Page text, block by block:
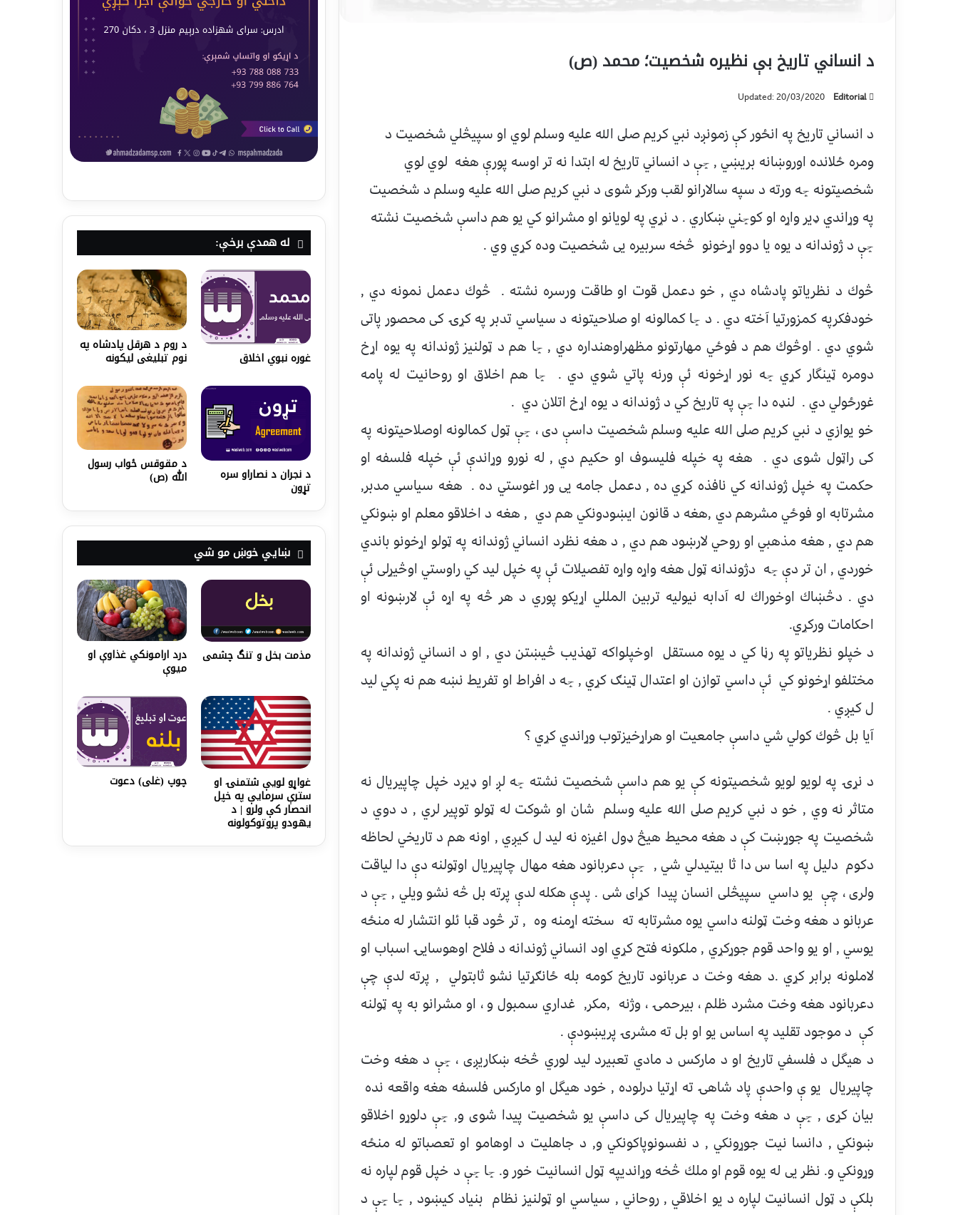
د انساني تاريخ بې نظیره شخصيت؛ محمد (ص)
Editorial
Updated: 20/03/2020
د انساني تاريخ په انځور كې زمونږد نبي كريم صلى الله عليه وسلم لوي او سپيڅلي شخصيت د
ومره ځلانده اوروښانه بريښي , ڇې د انساني تاريخ له ابتدا نه تر اوسه پورې هغه لوي لوي
شخصيتونه ڇه ورته د سپه سالارانو لقب ورکړ شوى د نبي كريم صلى الله عليه وسلم د شخصيت
په وړاندي ډير واړه او كوڇني ښكاري . د نړي په لويانو او مشرانو كي يو هم داسې شخصيت نشته
ڇې د ژوندانه د يوه يا دوو اړخونو څخه سربيره يى شخصيت وده كړي وي .
څوك د نظرياتو پادشاه دي , خو دعمل قوت او طاقت ورسره نشته . څوك دعمل نمونه دي ,
خودفكرپه كمزورتيا آخته دي . د ڇا كمالونه او صلاحیتونه د سياسي تدبر په كړۍ كى محصور پاتی
شوي دي . اوڅوك هم د فوځي مهارتونو مظهراوهنداره دي , ڇا هم د ټولنیز ژوندانه په يوه اړخ
دومره ټينگار كړي ڇه نور اړخونه ئې ورنه پاتي شوي دي . ڇا هم اخلاق او روحانيت له پامه
غورځولي دي . لنډه دا ڇې په تاريخ كي د ژوندانه د يوه اړخ اتلان دي .
خو يوازي د نبي كريم صلى الله عليه وسلم شخصيت داسې دی ، ڇې ټول كمالونه اوصلاحیتونه په
كى راټول شوى دي . هغه په خپله فليسوف او حكيم دي , له نورو وړاندې ئې خپله فلسفه او
حكمت په خپل ژوندانه كي نافذه كړي ده , دعمل جامه يى ور اغوستي ده . هغه سياسي مدبر,
مشرتابه او فوځي مشرهم دي ,هغه د قانون ايښودونكي هم دي , هغه د اخلاقو معلم او ښونكي
هم دي , هغه مذهبي او روحي لارښود هم دي , د هغه نظرد انساني ژوندانه په ټولو اړخونو باندي
خوردي , ان تر دې ڇه دژوندانه ټول هغه واړه واړه تفصيلات ئې په خپل ليد كي راوستي اوڅیړلی ئې
دي . دڅښاك اوخوراك له آدابه نيوليه تربين المللي اړيكو پوري د هر څه په اړه ئې لارښونه او
احكامات وركړي.
د خپلو نظرياتو په رڼا كي د يوه مستقل اوخپلواکه تهذيب څیښتن دي , او د انساني ژوندانه په
مختلفو اړخونو كي ئې داسي توازن او اعتدال ټینګ کړي , ڇه د افراط او تفريط نښه هم نه پكي ليد
ل كيږي .
آيا بل څوك كولي شي داسې جامعيت او هراړخيزتوب وړاندي كړي ؟
د نړۍ په لويو لويو شخصيتونه كې يو هم داسې شخصيت نشته ڇه لږ او ډيرد خپل چاپیریال نه
متاثر نه وي , خو د نبي كريم صلى الله عليه وسلم شان او شوكت له ټولو توپير لري , د دوي د
شخصيت په جوړښت كې د هغه محيط هيڅ ډول اغیزه نه ليد ل كيږي , اونه هم د تاريخي لحاظه
دكوم دليل په اسا س دا ثا بيتيدلي شي , ڇې دعربانود هغه مهال چاپیریال اوټولنه دې دا لیاقت
ولری ، چې يو داسي سپیڅلی انسان پيدا كړای شی . پدې هكله لدې پرته بل څه نشو ويلي , ڇې د
عربانو د هغه وخت ټولنه داسي يوه مشرتابه ته سخته اړمنه وه , تر څود قبا ئلو انتشار له منځه
يوسي , او يو واحد قوم جوړكړي , ملكونه فتح كړي اود انساني ژوندانه د فلاح اوهوسایۍ اسباب او
لاملونه برابر كړي .د هغه وخت د عربانود تاريخ كومه بله ځانګړتیا نشو ثابتولي , پرته لدې چې
دعربانود هغه وخت مشرد ظلم ، بيرحمۍ ، وژنه ,مكر, غداري سمبول و ، او مشرانو به په ټولنه
کې د موجود تقلید په اساس یو او بل ته مشرۍ پریښودې .
د هيگل د فلسفي تاريخ او د ماركس د مادي تعبيرد ليد لوري څخه ښكاريږی ، ڇې د هغه وخت
چاپیریال يو ې واحدې پاد شاهۍ ته اړتیا درلوده , خود هيگل او ماركس فلسفه هغه واقعه نده
بيان كړی , ڇې د هغه وخت په چاپیریال كى داسې يو شخصيت پيدا شوى و, ڇې دلوړو اخلاقو
ښونكي , دانسا نيت جوړونكي , د نفسونوپاكونكي و, د جاهليت د اوهامو او تعصباتو له منځه
وړونكي و. نظر يى له يوه قوم او ملك څخه وړانديپه ټول انسانيت خور و. ڇا ڇې د خپل قوم لپاره نه
بلكې د ټول انسانيت لپاره د يو اخلاقي , روحاني , سياسي او ټولنیز نظام بنياد كيښود , ڇا ڇې د
له همدې برخې:
غوره نبوي اخلاق
د روم د هرقل پادشاه په
نوم تبلیغی لیکونه
د نجران د نصاراو سره
تړون
د مقوقس ځواب رسول
الله (ص)
ښايي خوښ مو شي
مذمت بخل و تنگ چشمی درد ارامونکي غذاوې او
میوې
غواړو لویې شتمنۍ او
سترې سرمایې په خپل
انحصار کې ولرو | د
یهودو پروتوکولونه
چوپ (غلی) دعوت